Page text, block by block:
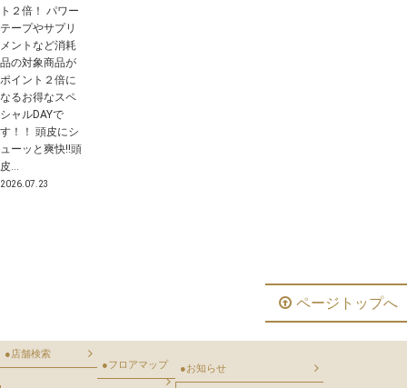
ト２倍！ パワー
テープやサプリ
メントなど消耗
品の対象商品が
ポイント２倍に
なるお得なスペ
シャルDAYで
す！！ 頭皮にシ
ューッと爽快‼️頭
皮...
2026.07.23
ページトップへ
●店舗検索
●フロアマップ ●お知らせ